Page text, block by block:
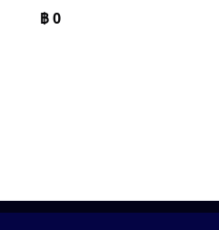
฿0